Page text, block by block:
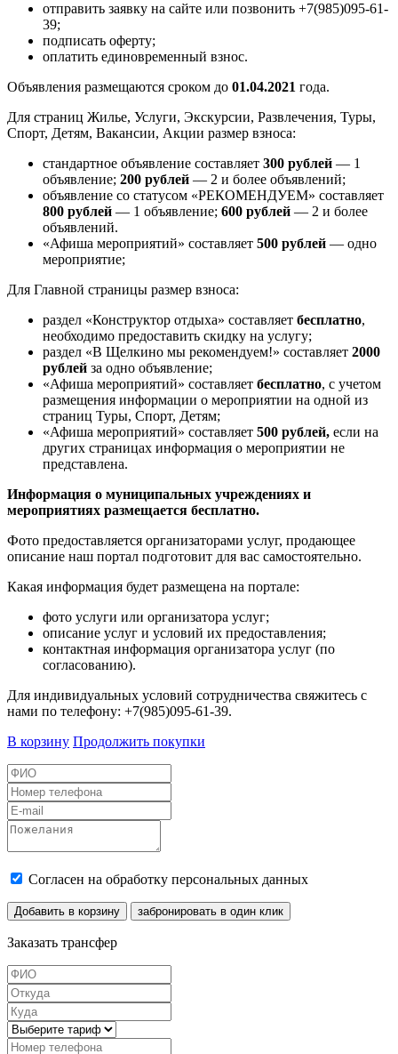
отправить заявку на сайте или позвонить +7(985)095-61-
39;
подписать оферту;
оплатить единовременный взнос.
Объявления размещаются сроком до 01.04.2021 года.
Для страниц Жилье, Услуги, Экскурсии, Развлечения, Туры,
Спорт, Детям, Вакансии, Акции размер взноса:
стандартное объявление составляет 300 рублей — 1
объявление; 200 рублей — 2 и более объявлений;
объявление со статусом «РЕКОМЕНДУЕМ» составляет
800 рублей — 1 объявление; 600 рублей — 2 и более
объявлений.
«Афиша мероприятий» составляет 500 рублей — одно
мероприятие;
Для Главной страницы размер взноса:
раздел «Конструктор отдыха» составляет бесплатно,
необходимо предоставить скидку на услугу;
раздел «В Щелкино мы рекомендуем!» составляет 2000
рублей за одно объявление;
«Афиша мероприятий» составляет бесплатно, с учетом
размещения информации о мероприятии на одной из
страниц Туры, Спорт, Детям;
«Афиша мероприятий» составляет 500 рублей, если на
других страницах информация о мероприятии не
представлена.
Информация о муниципальных учреждениях и
мероприятиях размещается бесплатно.
Фото предоставляется организаторами услуг, продающее
описание наш портал подготовит для вас самостоятельно.
Какая информация будет размещена на портале:
фото услуги или организатора услуг;
описание услуг и условий их предоставления;
контактная информация организатора услуг (по
согласованию).
Для индивидуальных условий сотрудничества свяжитесь с
нами по телефону: +7(985)095-61-39.
В корзину Продолжить покупки
Согласен на обработку персональных данных
Добавить в корзину забронировать в один клик
Заказать трансфер